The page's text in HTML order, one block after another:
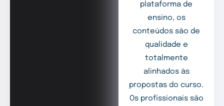
plataforma de
ensino, os
conteúdos são de
qualidade e
totalmente
alinhados às
propostas do curso.
Os profissionais são